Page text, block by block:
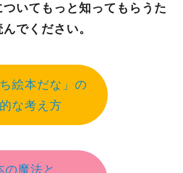
いてもっと知ってもらうた
でください。
ち絵本だな」の
な考え方
の魔法と